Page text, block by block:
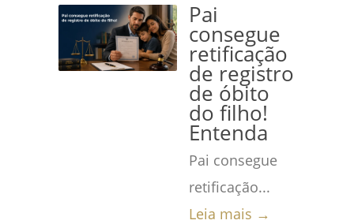
Pai
consegue
retificação
de registro
de óbito
do filho!
Entenda
Pai consegue
retificação...
Leia mais →